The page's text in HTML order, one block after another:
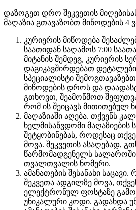
დაზოგეთ დრო შეკვეთის
მაღაზია გთავაზობთ მიწოდების 4
კურიერის მიწოდება
საათიდან საღამოს 7:00
მიტანის შემდეგ, კურიერის
დაგიკავშირდებათ
სპეციალისტი
მიწოდების დროს და
გთხოვთ, შეამოწმოთ
რომ ის შეიცავს მითითებულ
მაღაზიაში აღება. თქვენს
ხელმისაწვდომი მაღაზიების
შეტყობინებას, როდესაც
მოვა. შეკვეთის ასაღებად,
წარმომადგენელს
თვალთვალის ნომერი.
ამანათების შესანახი
შეკვეთა ადგილზე მოვა,
ელექტრონულ ფოსტაზე
უნიკალური კოდი. გადახდა